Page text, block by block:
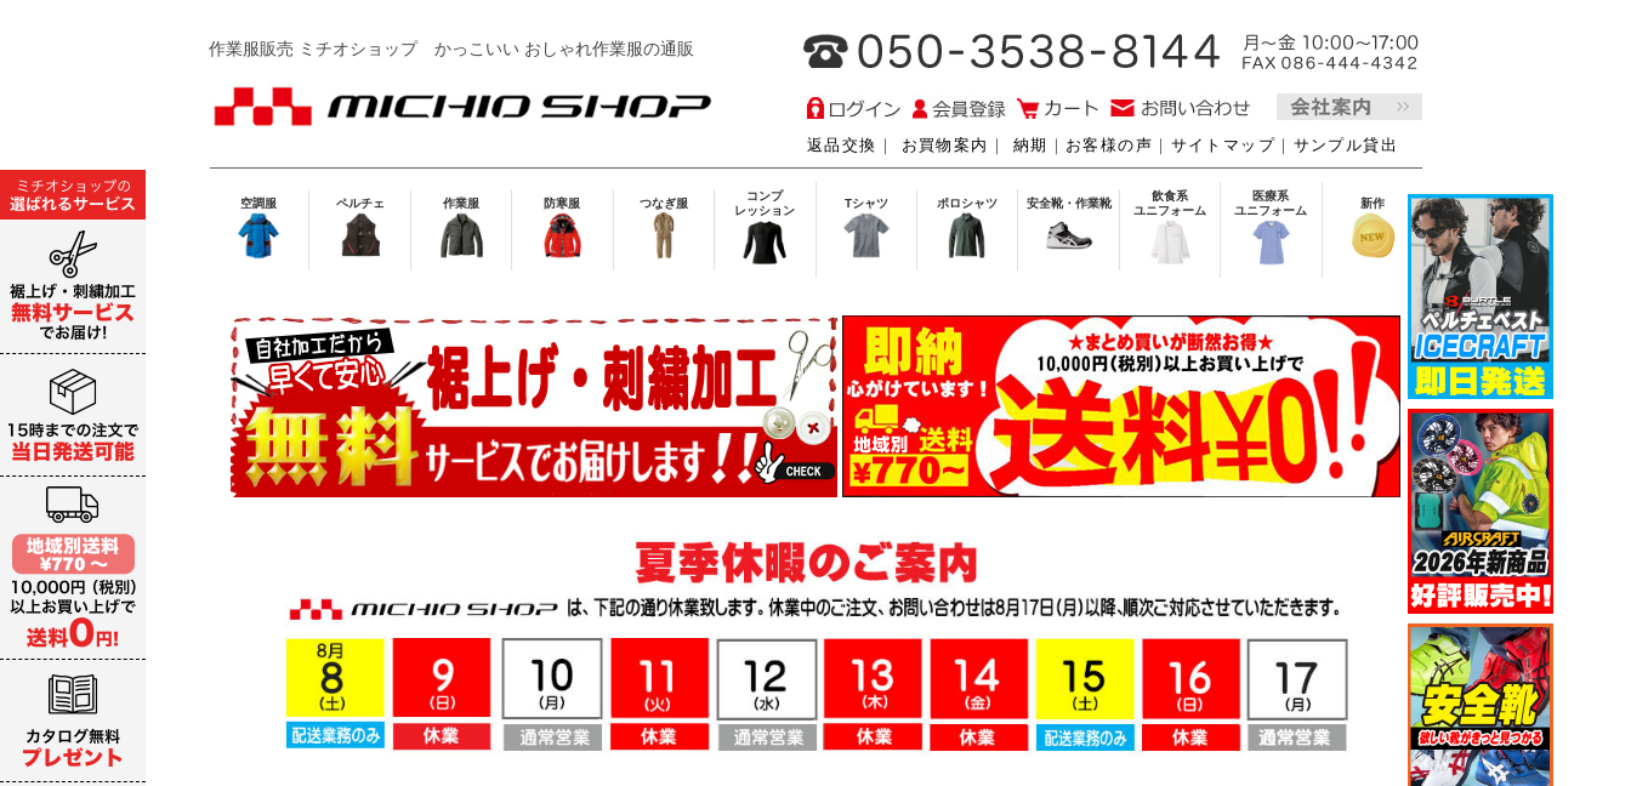
作業服販売 ミチオショップかっこいい おしゃれ作業服の通販
返品交換 ｜ お買物案内 ｜ 納期 ｜ お客様の声 ｜ サイトマップ ｜ サンプル貸出
空調服 ペルチェ 作業服 防寒服 つなぎ服
コンプ
レッション
Tシャツ ポロシャツ 安全靴・作業靴
飲食系
ユニフォーム
医療系
ユニフォーム
新作